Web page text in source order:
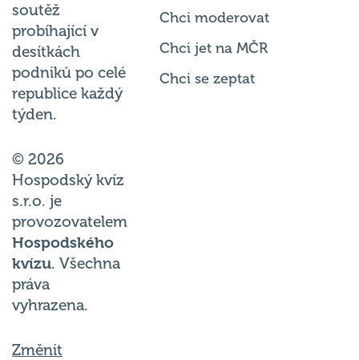
soutěž
probíhající v
desítkách
podniků po celé
republice každý
týden.
© 2026
Hospodský kvíz
s.r.o. je
provozovatelem
Hospodského
kvízu. Všechna
práva
vyhrazena.
Změnit
Chci moderovat
Chci jet na MČR
Chci se zeptat